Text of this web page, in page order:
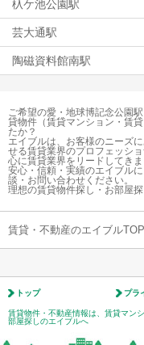
杁ケ池公園駅
芸大通駅
陶磁資料館南駅
ご希望の愛・地球博記念公園
貸物件（賃貸マンション・賃
たか？
エイブルは、お客様のニーズ
せる賃貸業界のプロフェッシ
心に賃貸業界をリードしてきま
安心・信頼・実績のエイブル
談・お問い合わせください。
理想の賃貸物件探し・お部屋
賃貸・不動産のエイブルTOP
トップ プラ
賃貸物件・不動産情報は、賃貸マン
部屋探しのエイブルへ